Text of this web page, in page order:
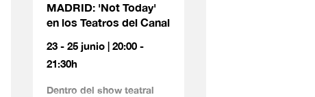
MADRID: 'Not Today'
en los Teatros del Canal
23 - 25 junio | 20:00 -
21:30h
Dentro del show teatral